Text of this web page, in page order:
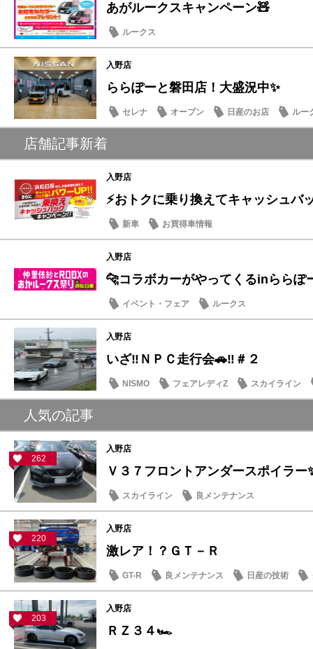
あがルークスキャンペーン🧸
ルークス
入野店
ららぽーと磐田店！大盛況中✨
セレナ オープン 日産のお店 ルー
店舗記事新着
入野店
⚡おトクに乗り換えてキャッシュバ
新車 お買得車情報
入野店
🐆コラボカーがやってくるinららぽ
イベント・フェア ルークス
入野店
いざ‼️ＮＰＣ走行会🚗‼️＃２
NISMO フェアレディZ スカイライン
人気の記事
262
入野店
Ｖ３７フロントアンダースポイラー
スカイライン 良メンテナンス
220
入野店
激レア！？ＧＴ－Ｒ
GT-R 良メンテナンス 日産の技術
203
入野店
ＲＺ３４🏎️